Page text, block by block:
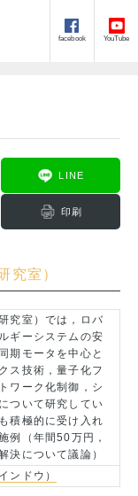
facebook YouTube
LINE
印刷
究室）
究室）では，ロバ
ギーシステムの安
期モータを中心と
ス技術，量子化フ
ワーク化制御，シ
ついて研究してい
積極的に受け入れ
例（年間50万円，
決について議論）
ンドウ）